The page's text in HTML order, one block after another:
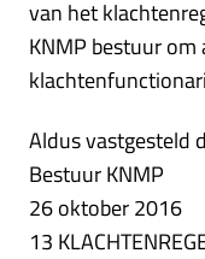
van het
KNMP bestuur om
Aldus vastgesteld
Bestuur KNMP
26 oktober 2016
13